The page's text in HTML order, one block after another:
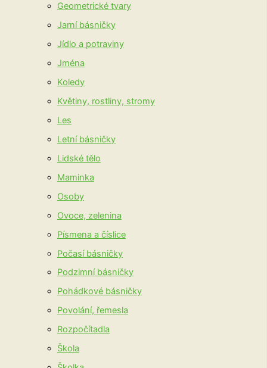
Geometrické tvary
Jarní básničky
Jídlo a potraviny
Jména
Koledy
Květiny, rostliny, stromy
Les
Letní básničky
Lidské tělo
Maminka
Osoby
Ovoce, zelenina
Písmena a číslice
Počasí básničky
Podzimní básničky
Pohádkové básničky
Povolání, řemesla
Rozpočítadla
Škola